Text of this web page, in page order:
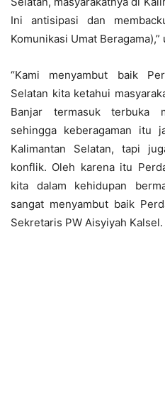
Ini antisipasi dan
Komunikasi Umat
“Kami menyambut baik
Selatan kita ketahui
Banjar termasuk terbuka
sehingga keberagaman itu
Kalimantan Selatan, tapi
konflik. Oleh karena itu
kita dalam kehidupan
sangat menyambut baik
Sekretaris PW Aisyiyah Kalsel.